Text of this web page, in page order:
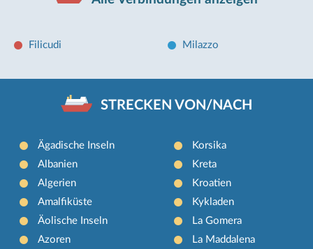
Filicudi Milazzo
STRECKEN VON/NACH
Ägadische Inseln
Albanien
Algerien
Amalfiküste
Äolische Inseln
Azoren
Korsika
Kreta
Kroatien
Kykladen
La Gomera
La Maddalena